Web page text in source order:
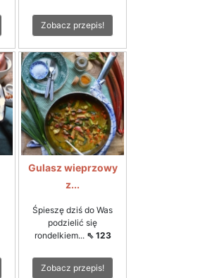
Zobacz przepis!
Gulasz wieprzowy
z...
Śpieszę dziś do Was
podzielić się
rondelkiem... ⇖ 123
Zobacz przepis!